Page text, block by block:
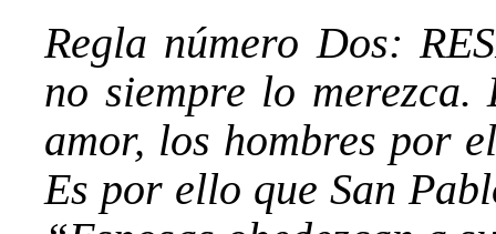
Regla número Dos:
no siempre lo merezca.
amor, los hombres por
Es por ello que San